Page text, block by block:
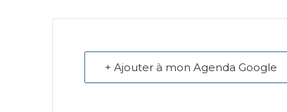
+ Ajouter à mon Agenda Google